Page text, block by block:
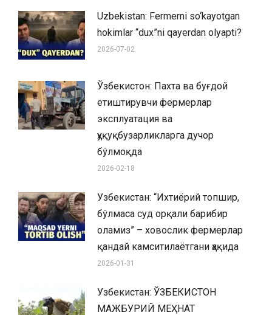
Uzbekistan: Fermerni so‘kayotgan
hokimlar “dux”ni qayerdan olyapti?
2026-07-02
Ўзбекистон: Пахта ва буғдой
етиштирувчи фермерлар
эксплуатация ва
ҳуқуқбузарликларга дучор
бўлмоқда
2026-02-18
Узбекистан: “Ихтиёрий топшир,
бўлмаса суд орқали барибир
оламиз” – ховослик фермерлар
қандай камситилаётгани ҳақида
2026-01-31
Узбекистан: ЎЗБЕКИСТОН
МАЖБУРИЙ МЕҲНАТ